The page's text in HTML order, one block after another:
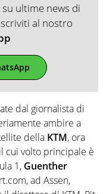
ultime news di
al nostro
dal giornalista di
ambire a
della KTM, ora
cui volto principale è
1, Guenther
ad Assen,